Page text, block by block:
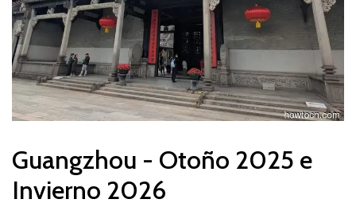
Guangzhou - Otoño 2025 e
Invierno 2026